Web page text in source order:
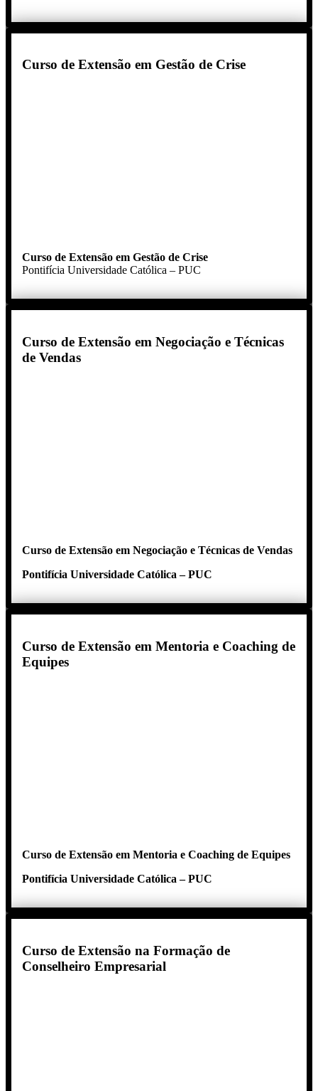
Curso de Extensão em Gestão de Crise
Curso de Extensão em Gestão de Crise
Pontifícia Universidade Católica – PUC
Curso de Extensão em Negociação e Técnicas
de Vendas
Curso de Extensão em Negociação e Técnicas de Vendas
Pontifícia Universidade Católica – PUC
Curso de Extensão em Mentoria e Coaching de
Equipes
Curso de Extensão em Mentoria e Coaching de Equipes
Pontifícia Universidade Católica – PUC
Curso de Extensão na Formação de
Conselheiro Empresarial